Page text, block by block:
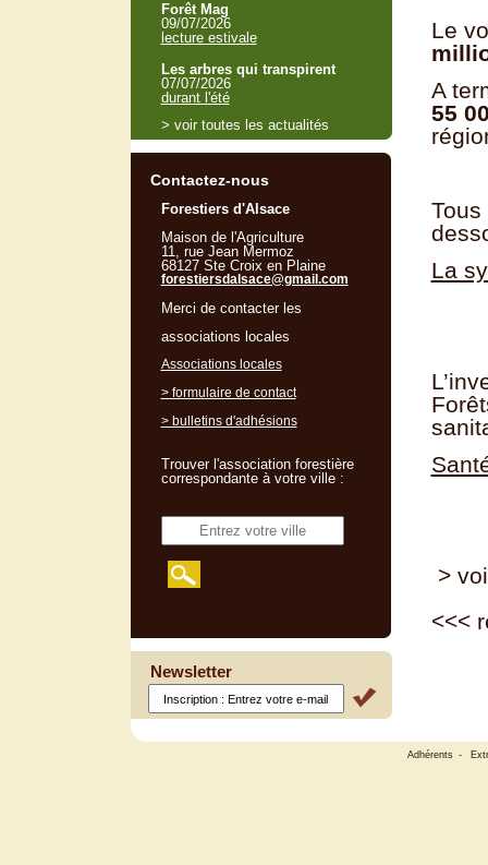
Le
A
55
La
>
<<<
Forêt Mag
09/07/2026
lecture estivale
Les arbres qui transpirent
07/07/2026
durant l'été
> voir toutes les actualités
Contactez-nous
Forestiers d'Alsace
Maison de l'Agriculture
11, rue Jean Mermoz
68127 Ste Croix en Plaine
forestiersdalsace@gmail.com
Merci de contacter les
associations locales
Associations locales
> formulaire de contact
> bulletins d'adhésions
Trouver l'association forestière
correspondante à votre ville :
Newsletter
Adhérents -